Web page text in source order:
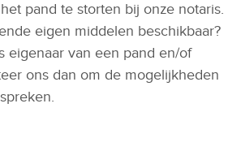
pand te storten bij onze notaris.
eigen middelen beschikbaar?
eigenaar van een pand en/of
ons dan om de mogelijkheden